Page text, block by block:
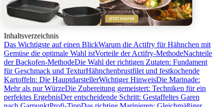
Inhaltsverzeichnis
Das Wichtigste auf einen BlickWarum die Actifry für Hähnchen mit
Gemüse die optimale Wahl istVorteile der Actifry-MethodeNachteile
der Backofen-MethodeDie Wahl der richtigen Zutaten: Fundament
für Geschmack und TexturHähnchenbrustfilet und festkochende
Kartoffeln: Die HauptdarstellerWichtiger HinweisDie Marinade:
Mehr als nur WürzeDie Zubereitung gemeistert: Techniken für ein
perfektes ErgebnisDer entscheidende Schritt: Gestaffeltes Garen